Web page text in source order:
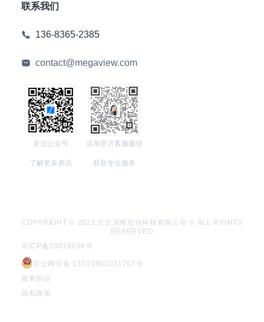
联系我们
136-8365-2385
contact@megaview.com
关注公众号
了解更多资讯
添加官方客服微信
获取专业服务
COPYRIGHT © 2023 北京深维智信科技有限公司 ® ALL RIGHTS
RESERVED
京ICP备20016696号
京公网安备 11010802031767号
服务协议
隐私政策